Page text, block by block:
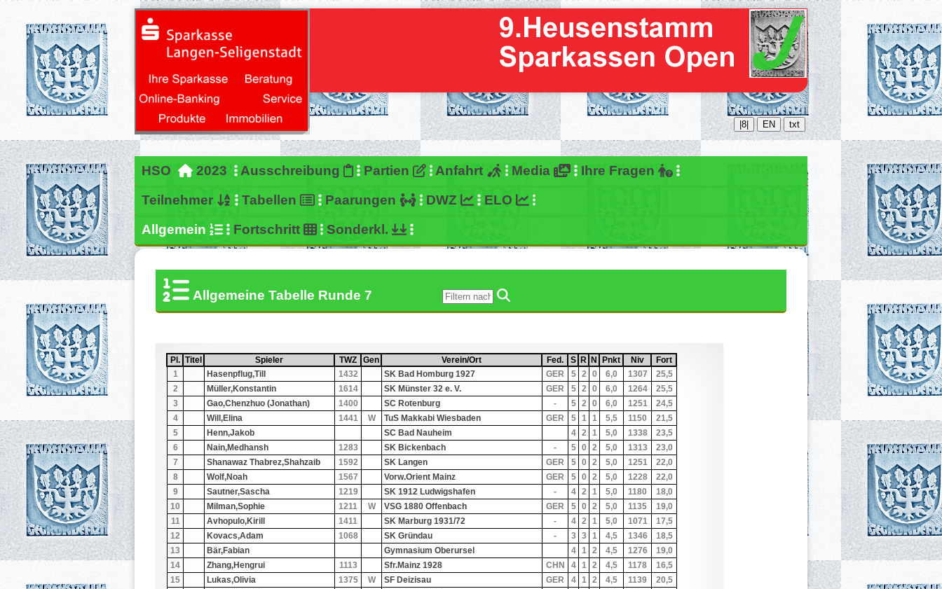
|8| EN txt
HSO 2023 Ausschreibung Partien Anfahrt Media
Ihre Fragen
Teilnehmer
Tabellen Paarungen DWZ
ELO
Allgemein
Fortschritt Sonderkl.
Allgemeine Tabelle Runde 7
Pl.
Sortiere aufsteigend nach
Pl. Titel
Sortiere aufsteigend nach
Titel Sortiere aufsteigend nach
Spieler TWZ
Sortiere aufsteigend nach
TWZ Gen
Sortiere aufsteigend nach
Gen Sortiere aufsteigend nach
Verein/Ort Fed.
Sortiere aufsteigend nach
Fed. S
Sortiere aufsteigend nach
S R
Sortiere aufsteigend nach
R N
Sortiere aufsteigend nach
N Pnkt
Sortiere aufsteigend nach
Pnkt NivSortiere aufsteigend nach
Niv Fort
Sortiere aufsteigend nach
Fort
1
Hasenpflug,Till 1432 SK Bad Homburg 1927 GER 5 2 0 6,0 1307
25,5
2
Müller,Konstantin 1614 SK Münster 32 e. V. GER 5 2 0 6,0 1264
25,5
3
Gao,Chenzhuo (Jonathan) 1400 SC Rotenburg - 5 2 0 6,0 1251
24,5
4
Will,Elina 1441 W TuS Makkabi Wiesbaden GER 5 1 1 5,5 1150
21,5
5
Henn,Jakob SC Bad Nauheim 4 2 1 5,0 1338
23,5
6
Nain,Medhansh 1283 SK Bickenbach - 5 0 2 5,0 1313
23,0
7
Shanawaz Thabrez,Shahzaib 1592 SK Langen GER 5 0 2 5,0 1251
22,0
8
Wolf,Noah 1567 Vorw.Orient Mainz GER 5 0 2 5,0 1228
22,0
9
Sautner,Sascha 1219 SK 1912 Ludwigshafen - 4 2 1 5,0 1180
18,0
10
Milman,Sophie 1211 W VSG 1880 Offenbach GER 5 0 2 5,0 1135
19,0
11
Avhopulo,Kirill 1411 SK Marburg 1931/72 - 4 2 1 5,0 1071
17,5
12
Kovacs,Adam 1068 SK Gründau - 3 3 1 4,5 1346
18,5
13
Bär,Fabian Gymnasium Oberursel 4 1 2 4,5 1276
19,0
14
Zhang,Hengrui 1113 Sfr.Mainz 1928 CHN 4 1 2 4,5 1178
16,5
15
Lukas,Olivia 1375 W SF Deizisau GER 4 1 2 4,5 1139
20,5